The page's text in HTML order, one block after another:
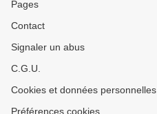
Pages
Contact
Signaler un abus
C.G.U.
Cookies et données personnelles
Préférences cookies